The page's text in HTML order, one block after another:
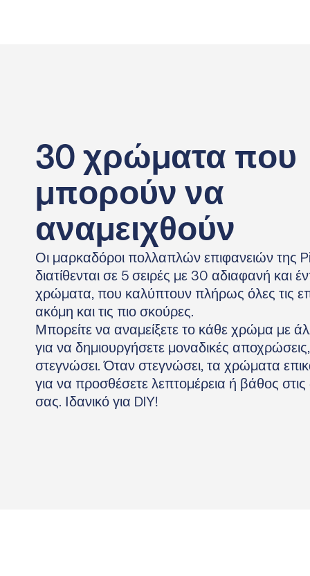
30 χρώματα που
μπορούν να
αναμειχθούν
Οι μαρκαδόροι πολλαπλών επιφανειών της
διατίθενται σε 5 σειρές με 30 αδιαφανή και
χρώματα, που καλύπτουν πλήρως όλες τις
ακόμη και τις πιο σκούρες.
Μπορείτε να αναμείξετε το κάθε χρώμα με
για να δημιουργήσετε μοναδικές
στεγνώσει. Όταν στεγνώσει, τα χρώματα
για να προσθέσετε λεπτομέρεια ή βάθος στις
σας. Ιδανικό για DIY!